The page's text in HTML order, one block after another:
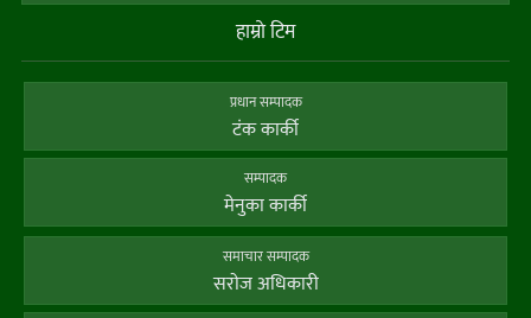
हाम्राे टिम
प्रधान सम्पादक
टंक कार्की
सम्पादक
मेनुका कार्की
समाचार सम्पादक
सराेज अधिकारी